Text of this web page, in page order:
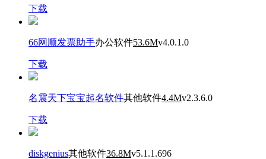
下载
66网顺发票助手办公软件53.6Mv4.0.1.0
下载
名震天下宝宝起名软件其他软件4.4Mv2.3.6.0
下载
diskgenius其他软件36.8Mv5.1.1.696